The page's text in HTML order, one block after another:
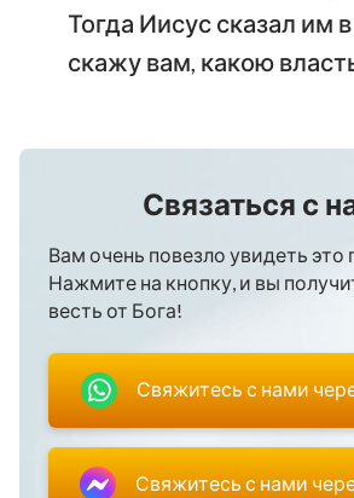
Тогда Иисус сказал им
скажу вам, какою
Связаться с
Вам очень повезло увидеть это
Нажмите на кнопку, и вы
весть от Бога!
Свяжитесь с нами
Свяжитесь с нами